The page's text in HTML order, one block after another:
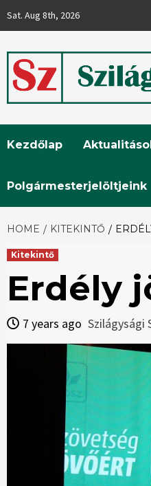
Sat. Aug 8th, 2026
Szó
Kezdőlap
Polgármesterjelöltjeink
HOME KITEKINTŐ
Kitekintő
Erdély
7 years ago Szilágysági